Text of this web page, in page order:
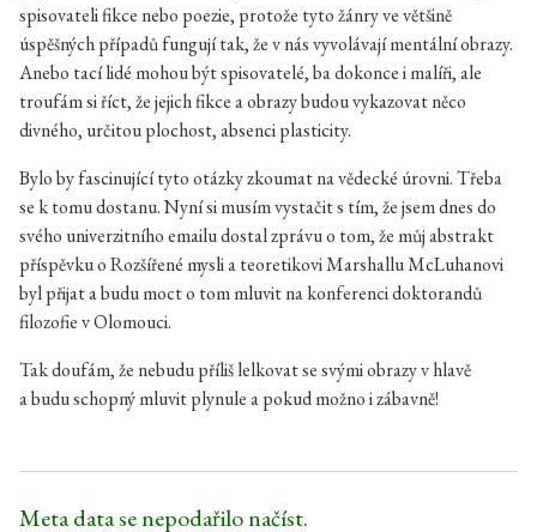
spisovateli fikce nebo poezie, protože tyto žánry ve většině
úspěšných případů fungují tak, že v nás vyvolávají mentální obrazy.
Anebo tací lidé mohou být spisovatelé, ba dokonce i malíři, ale
troufám si říct, že jejich fikce a obrazy budou vykazovat něco
divného, určitou plochost, absenci plasticity.
Bylo by fascinující tyto otázky zkoumat na vědecké úrovni. Třeba
se k tomu dostanu. Nyní si musím vystačit s tím, že jsem dnes do
svého univerzitního emailu dostal zprávu o tom, že můj abstrakt
příspěvku o Rozšířené mysli a teoretikovi Marshallu McLuhanovi
byl přijat a budu moct o tom mluvit na konferenci doktorandů
filozofie v Olomouci.
Tak doufám, že nebudu příliš lelkovat se svými obrazy v hlavě
a budu schopný mluvit plynule a pokud možno i zábavně!
Meta data se nepodařilo načíst.